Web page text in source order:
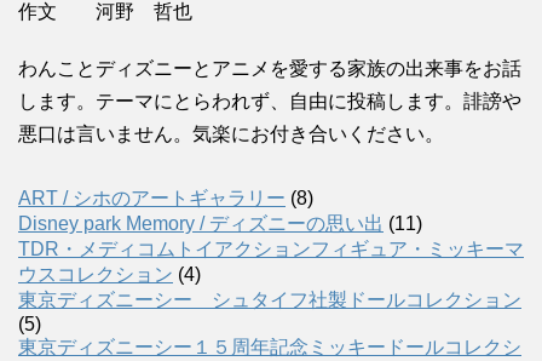
作文 河野 哲也
わんことディズニーとアニメを愛する家族の出来事をお話
します。テーマにとらわれず、自由に投稿します。誹謗や
悪口は言いません。気楽にお付き合いください。
ART / シホのアートギャラリー (8)
Disney park Memory / ディズニーの思い出 (11)
TDR・メディコムトイアクションフィギュア・ミッキーマ
ウスコレクション (4)
東京ディズニーシー シュタイフ社製ドールコレクション
(5)
東京ディズニーシー１５周年記念ミッキードールコレクシ